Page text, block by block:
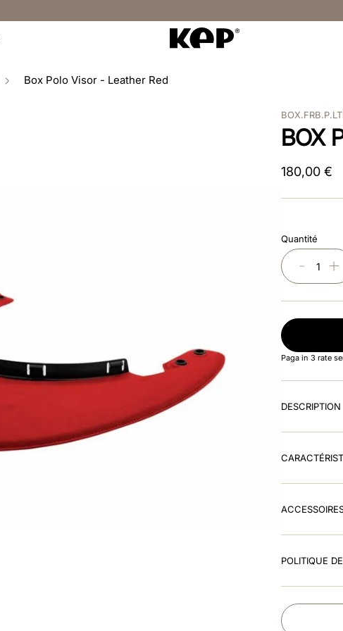
Box Polo Visor - Leather Red
BOX
180,00 €
Quantité
＋
－
Paga in 3 rate
DESCRIPTION
POLITIQUE